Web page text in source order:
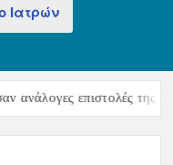
Ιατρών
επιστολές της